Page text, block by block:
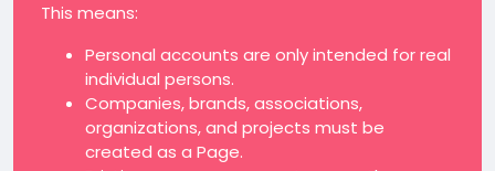
This means:
Personal accounts are only intended for real
individual persons.
Companies, brands, associations,
organizations, and projects must be
created as a Page.